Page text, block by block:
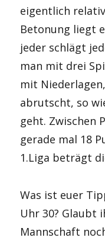
eigentlich
Betonung liegt
jeder schlägt
man mit drei
mit
abrutscht, so
geht. Zwischen
gerade mal 18
1.Liga beträgt
Was ist euer
Uhr 30? Glaubt
Mannschaft